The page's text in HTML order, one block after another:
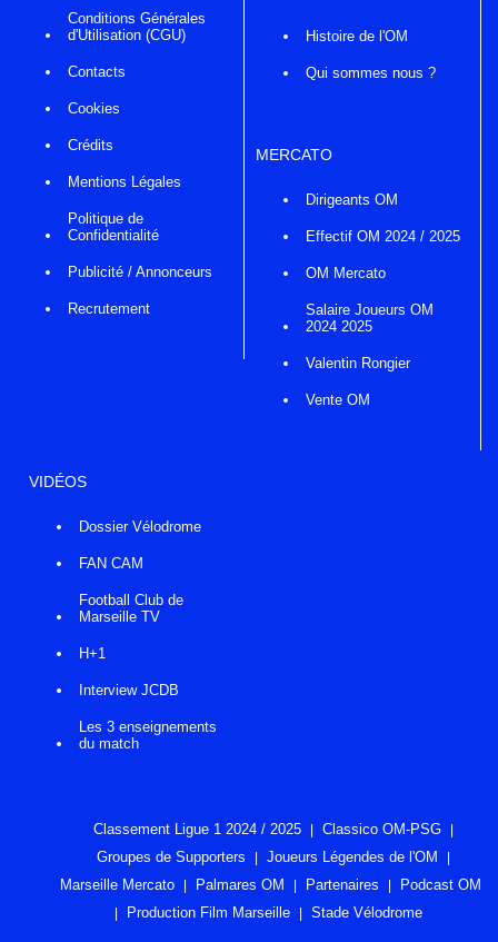
Conditions Générales
d'Utilisation (CGU)
Contacts
Cookies
Crédits
Mentions Légales
Politique de
Confidentialité
Publicité / Annonceurs
Recrutement
Histoire de l'OM
Qui sommes nous ?
MERCATO
Dirigeants OM
Effectif OM 2024 / 2025
OM Mercato
Salaire Joueurs OM
2024 2025
Valentin Rongier
Vente OM
VIDÉOS
Dossier Vélodrome
FAN CAM
Football Club de
Marseille TV
H+1
Interview JCDB
Les 3 enseignements
du match
Classement Ligue 1 2024 / 2025
Classico OM-PSG
Groupes de Supporters
Joueurs Légendes de l'OM
Marseille Mercato
Palmares OM Partenaires
Podcast OM
Production Film Marseille
Stade Vélodrome